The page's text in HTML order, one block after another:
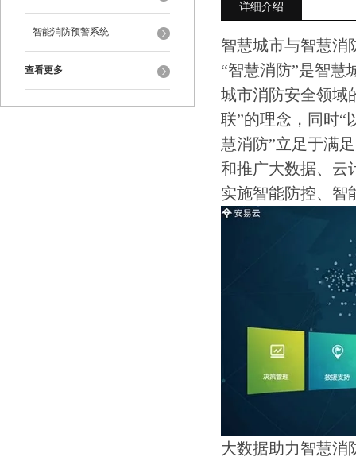
智能消防预警系统
查看更多
详细介绍
智慧城市与智慧消
“智慧消防”是智慧
城市消防安全领域
联”的理念，同时“
慧消防”立足于满
和推广大数据、云
实施智能防控、智
大数据助力智慧消